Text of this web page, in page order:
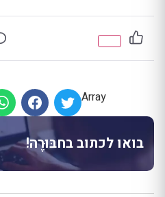
Array
בואו לכתוב בחבּוּרֶה!